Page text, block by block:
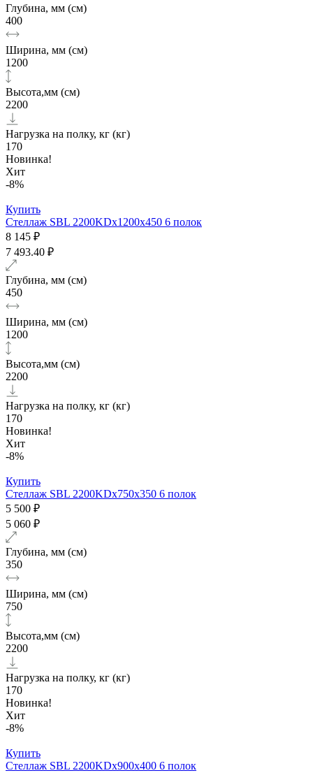
Глубина, мм (см)
400
Ширина, мм (см)
1200
Высота,мм (см)
2200
Нагрузка на полку, кг (кг)
170
Новинка!
Хит
-8%
Купить
Стеллаж SBL 2200KDх1200x450 6 полок
8 145 ₽
7 493.40 ₽
Глубина, мм (см)
450
Ширина, мм (см)
1200
Высота,мм (см)
2200
Нагрузка на полку, кг (кг)
170
Новинка!
Хит
-8%
Купить
Стеллаж SBL 2200KDх750x350 6 полок
5 500 ₽
5 060 ₽
Глубина, мм (см)
350
Ширина, мм (см)
750
Высота,мм (см)
2200
Нагрузка на полку, кг (кг)
170
Новинка!
Хит
-8%
Купить
Стеллаж SBL 2200KDх900x400 6 полок